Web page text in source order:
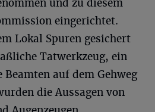
und zu diesem
eingerichtet.
Lokal Spuren gesichert
Tatwerkzeug, ein
auf dem Gehweg
die Aussagen von